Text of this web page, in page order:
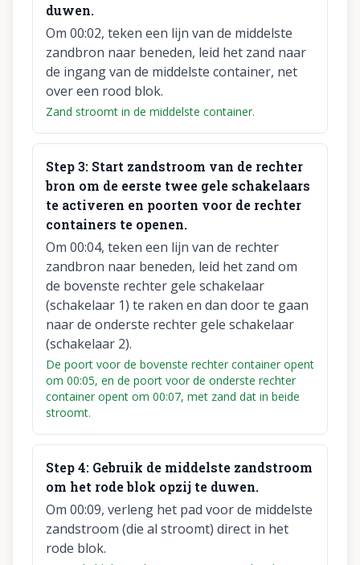
duwen.
Om 00:02, teken een lijn van de middelste
zandbron naar beneden, leid het zand naar
de ingang van de middelste container, net
over een rood blok.
Zand stroomt in de middelste container.
Step3: Start zandstroom van de rechter
bron om de eerste twee gele schakelaars
te activeren en poorten voor de rechter
containers te openen.
Om 00:04, teken een lijn van de rechter
zandbron naar beneden, leid het zand om
de bovenste rechter gele schakelaar
(schakelaar 1) te raken en dan door te gaan
naar de onderste rechter gele schakelaar
(schakelaar 2).
De poort voor de bovenste rechter container opent
om 00:05, en de poort voor de onderste rechter
container opent om 00:07, met zand dat in beide
stroomt.
Step4: Gebruik de middelste zandstroom
om het rode blok opzij te duwen.
Om 00:09, verleng het pad voor de middelste
zandstroom (die al stroomt) direct in het
rode blok.